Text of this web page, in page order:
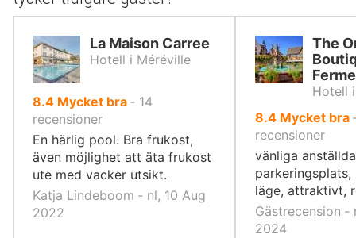
La Maison Carree
Hotell i Méréville
8.4av
10,
Mycket bra ‐ 14
recensioner
En härlig pool. Bra frukost,
även möjlighet att äta frukost
ute med vacker utsikt.
Katja Lindeboom ‐ nl, 10 Aug
2022
The
Hotell
8.4av
10,
Mycket bra
recensioner
vänliga
läge, attraktivt,
Gästrecension ‐
2024